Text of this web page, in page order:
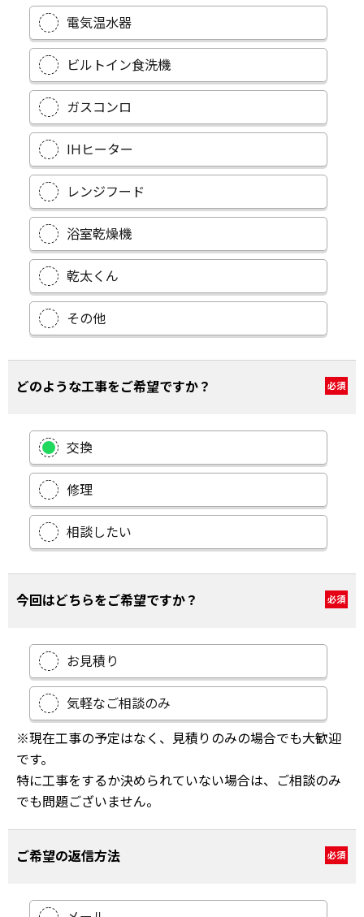
電気温水器
ビルトイン食洗機
ガスコンロ
IHヒーター
レンジフード
浴室乾燥機
乾太くん
その他
どのような工事をご希望ですか？ 必須
交換
修理
相談したい
今回はどちらをご希望ですか？ 必須
お見積り
気軽なご相談のみ
※現在工事の予定はなく、見積りのみの場合でも大歓迎
です。
特に工事をするか決められていない場合は、ご相談のみ
でも問題ございません。
ご希望の返信方法 必須